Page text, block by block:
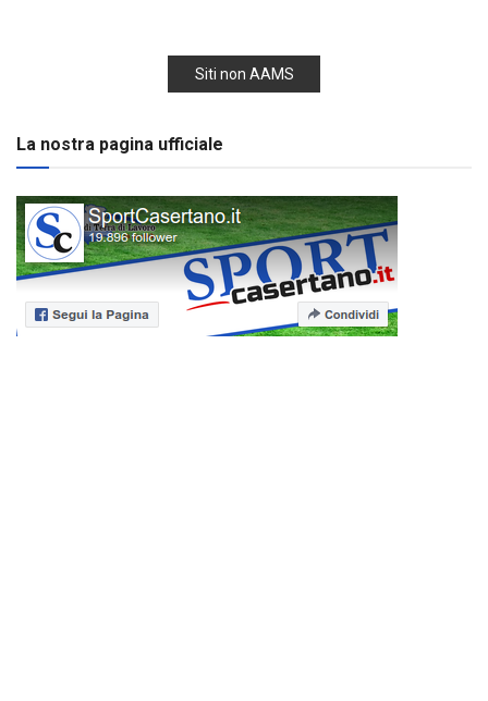
Siti non AAMS
La nostra pagina ufficiale